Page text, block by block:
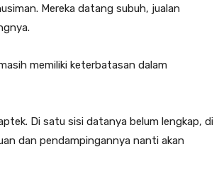
Mereka datang subuh, jualan
memiliki keterbatasan dalam
Di satu sisi datanya belum lengkap, di
dan pendampingannya nanti akan